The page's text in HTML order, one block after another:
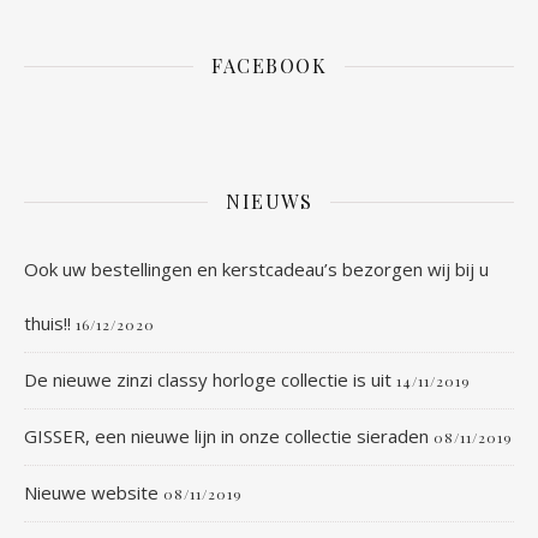
FACEBOOK
NIEUWS
Ook uw bestellingen en kerstcadeau’s bezorgen wij bij u
thuis!! 16/12/2020
De nieuwe zinzi classy horloge collectie is uit 14/11/2019
GISSER, een nieuwe lijn in onze collectie sieraden 08/11/2019
Nieuwe website 08/11/2019